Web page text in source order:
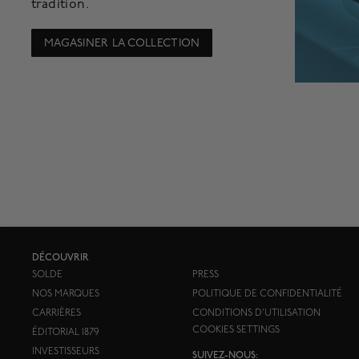
tradition.
MAGASINER LA COLLECTION
DÉCOUVRIR
SOLDE
NOS MARQUES
CARRIÈRES
ÉDITORIAL 1879
INVESTISSEURS
PRESS
POLITIQUE DE CONFIDENTIALITÉ
CONDITIONS D'UTILISATION
COOKIES SETTINGS
SUIVEZ-NOUS: